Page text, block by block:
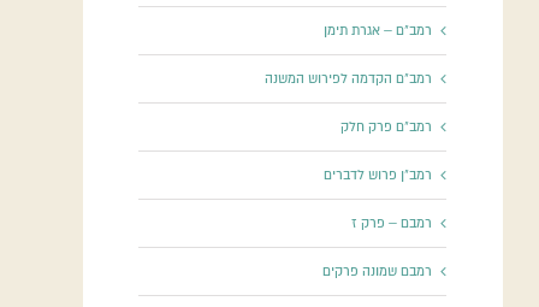
רמב"ם – אגרת תימן
רמב"ם הקדמה לפירוש המשנה
רמב"ם פרק חלק
רמב"ן פרוש לדברים
רמבם – פרק ז
רמבם שמונה פרקים